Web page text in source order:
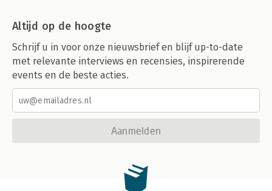
Altijd op de hoogte
Schrijf u in voor onze nieuwsbrief en blijf up-to-date
met relevante interviews en recensies, inspirerende
events en de beste acties.
Aanmelden